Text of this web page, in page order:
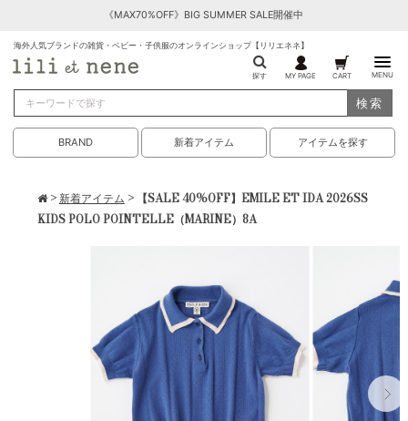
《MAX70%OFF》BIG SUMMER SALE開催中
海外人気ブランドの雑貨・ベビー・子供服のオンラインショップ【リリエネネ】
探す MY PAGE CART MENU
検索
BRAND 新着アイテム アイテムを探す
>新着アイテム > 【SALE 40%OFF】EMILE ET IDA 2026SS
KIDS POLO POINTELLE（MARINE）8A